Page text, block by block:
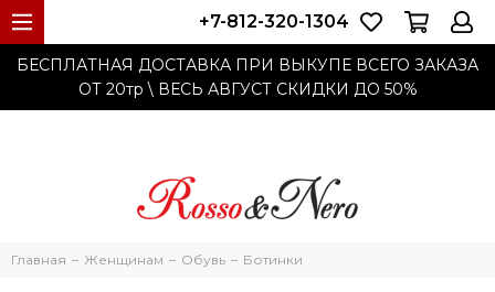
БЕСПЛАТНАЯ ДОСТАВКА ПРИ ВЫКУПЕ ВСЕГО ЗАКАЗА
ОТ 20тр \ ВЕСЬ АВГУСТ СКИДКИ ДО 50%
+7-812-320-1304
Главная Женщинам Обувь Ботинки